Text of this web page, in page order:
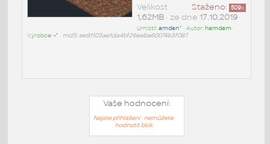
Staženo: 509x
Velikost
1,62MB• ze dne 17.10.2019
Umístil:amdan^ • Autor: hamdam•
Výrobce:-^ • md5: ee91103ae1da4bf26eaba60074b3f087
Vaše hodnocení:
Nejste přihlášeni - nemůžete
hodnotit blok